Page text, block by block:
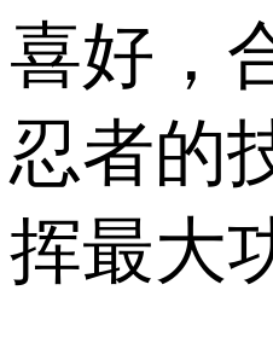
喜好，
忍者的
挥最大